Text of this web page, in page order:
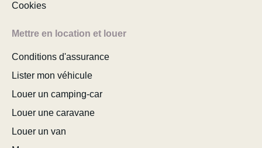
Cookies
Mettre en location et louer
Conditions d'assurance
Lister mon véhicule
Louer un camping-car
Louer une caravane
Louer un van